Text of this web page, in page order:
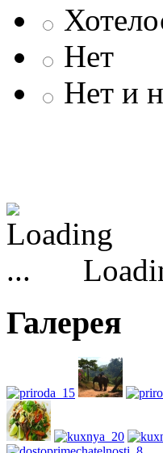
Нет
Нет и
Галерея